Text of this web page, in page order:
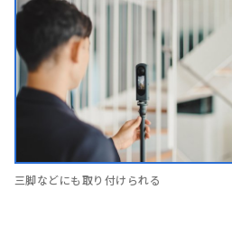
三脚などにも取り付けられる